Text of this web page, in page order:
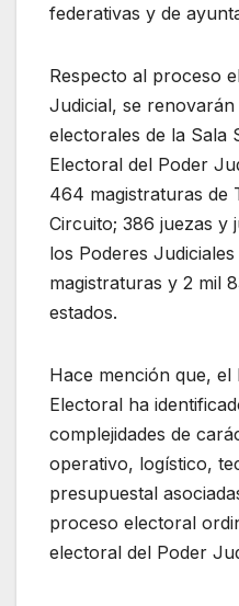
federativas y de
Respecto al proceso
Judicial, se
electorales de la Sala
Electoral del Poder
464 magistraturas de
Circuito; 386 juezas y
los Poderes
magistraturas y 2 mil
estados.
Hace mención que,
Electoral ha
complejidades de
operativo, logístico,
presupuestal
proceso electoral
electoral del Poder